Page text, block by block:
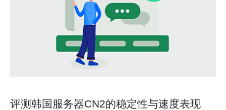
评测韩国服务器CN2的稳定性与速度表现